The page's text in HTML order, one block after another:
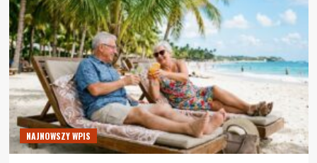
NAJNOWSZY WPIS